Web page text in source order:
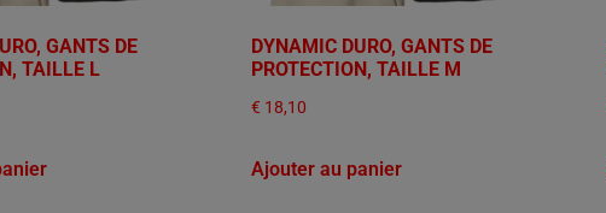
GANTS DE
TAILLE L
DYNAMIC DURO, GANTS DE
PROTECTION, TAILLE M
€ 18,10
Ajouter au panier